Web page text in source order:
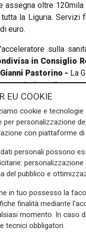
assegna oltre
la Liguria. Servizi
euro.
sulla
in Consiglio
Pastorino - La
le liste d’attesa
aspettare mesi e
accreditato per
riabilitazione,
tattica per
lunghe si danno
sul sistema
parametri precisi e
pubblica in Liguria,
e
una preferenza
EU COOKIE
cookie e
per personalizzazione
con piattaforme
personali possono
del pubblico e
in tuo possesso la
finalità mediante
momento. In caso
tecnici obbligatori.